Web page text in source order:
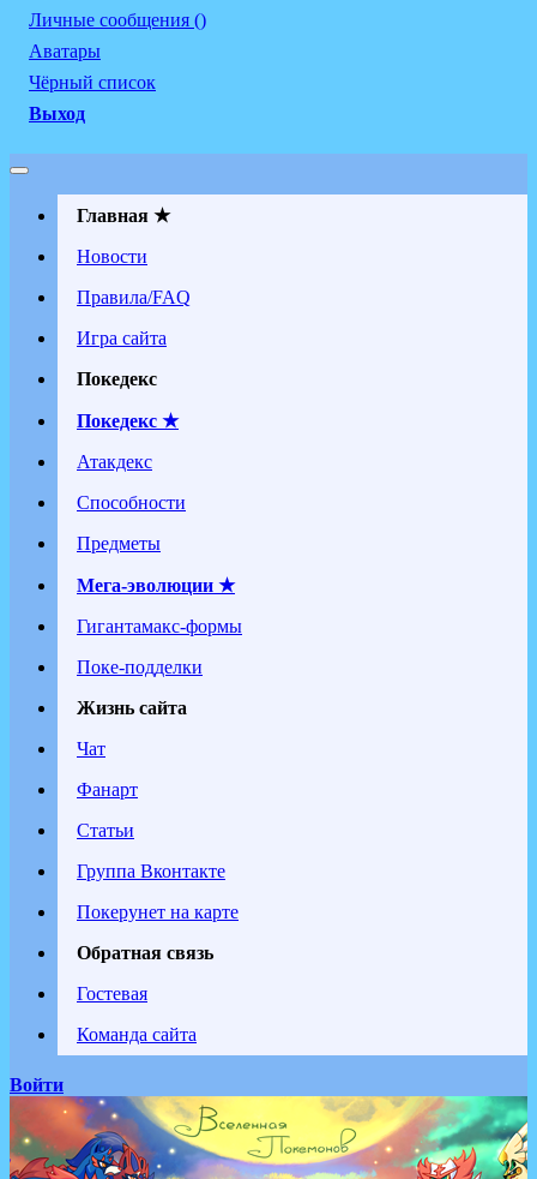
Личные сообщения ()
Аватары
Чёрный список
Выход
Главная ★
Новости
Правила/FAQ
Игра сайта
Покедекс
Покедекс ★
Атакдекс
Способности
Предметы
Мега-эволюции ★
Гигантамакс-формы
Поке-подделки
Жизнь сайта
Чат
Фанарт
Статьи
Группа Вконтакте
Покерунет на карте
Обратная связь
Гостевая
Команда сайта
Войти